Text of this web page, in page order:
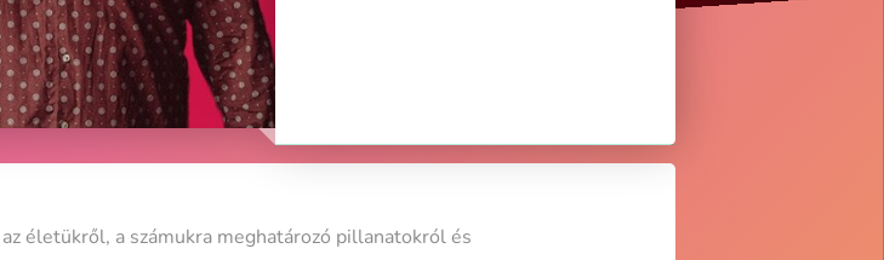
életükről, a számukra meghatározó pillanatokról és